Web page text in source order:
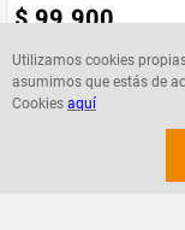
Utilizamos cookies
asumimos que estás de
Cookies aquí
$99.900